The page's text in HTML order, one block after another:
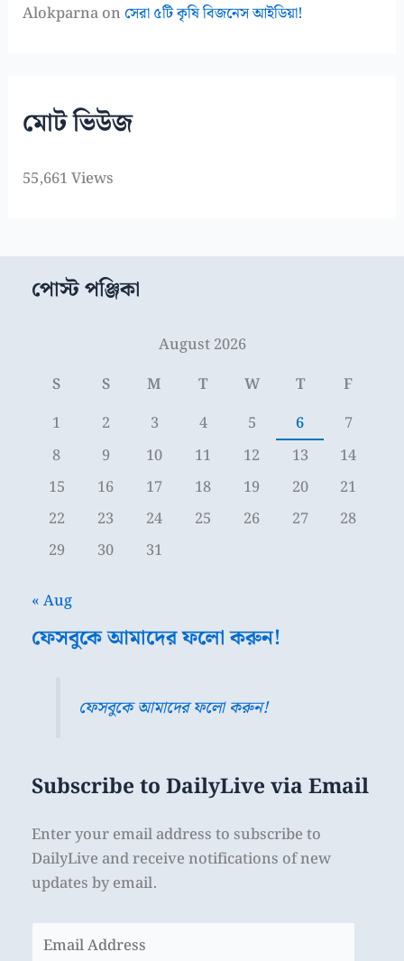
Alokparnaon সেরা ৫টি কৃষি বিজনেস আইডিয়া!
মোট ভিউজ
55,661 Views
পোস্ট পঞ্জিকা
August 2026
S
S M T W T
F
1
2 3 4 5 6
7
8
9 10 11 12 13
14
15
16 17 18 19 20
21
22
23 24 25 26 27
28
29
30 31
« Aug
ফেসবুকে আমাদের ফলো করুন!
ফেসবুকে আমাদের ফলো করুন!
Subscribe to DailyLive via Email
Enter your email address to subscribe to
DailyLive and receive notifications of new
updates by email.